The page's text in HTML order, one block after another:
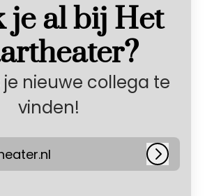
je al bij Het
je nieuwe collega te
vinden!